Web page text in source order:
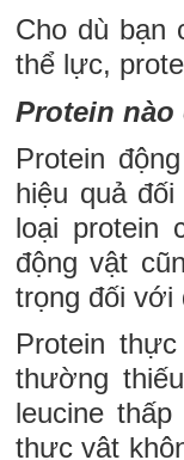
Cho dù bạn
thể lực,
Protein
Protein
hiệu quả
loại protein
động vật
trọng đối với
Protein
thường
leucine
thực vật